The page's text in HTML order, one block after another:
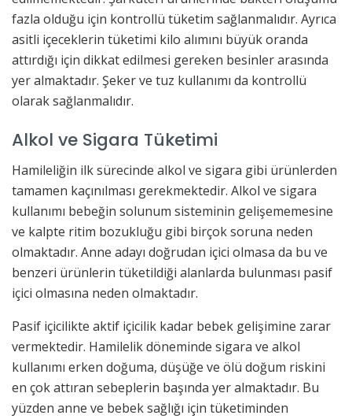
fazla olduğu için kontrollü tüketim sağlanmalıdır. Ayrıca
asitli içeceklerin tüketimi kilo alımını büyük oranda
attırdığı için dikkat edilmesi gereken besinler arasında
yer almaktadır. Şeker ve tuz kullanımı da kontrollü
olarak sağlanmalıdır.
Alkol ve Sigara Tüketimi
Hamileliğin ilk sürecinde alkol ve sigara gibi ürünlerden
tamamen kaçınılması gerekmektedir. Alkol ve sigara
kullanımı bebeğin solunum sisteminin gelişememesine
ve kalpte ritim bozukluğu gibi birçok soruna neden
olmaktadır. Anne adayı doğrudan içici olmasa da bu ve
benzeri ürünlerin tüketildiği alanlarda bulunması pasif
içici olmasına neden olmaktadır.
Pasif içicilikte aktif içicilik kadar bebek gelişimine zarar
vermektedir. Hamilelik döneminde sigara ve alkol
kullanımı erken doğuma, düşüğe ve ölü doğum riskini
en çok attıran sebeplerin başında yer almaktadır. Bu
yüzden anne ve bebek sağlığı için tüketiminden